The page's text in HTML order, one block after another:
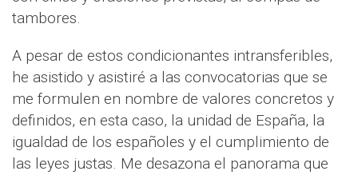
tambores.
A pesar de estos condicionantes intransferibles,
he asistido y asistiré a las convocatorias que se
me formulen en nombre de valores concretos y
definidos, en esta caso, la unidad de España, la
igualdad de los españoles y el cumplimiento de
las leyes justas. Me desazona el panorama que